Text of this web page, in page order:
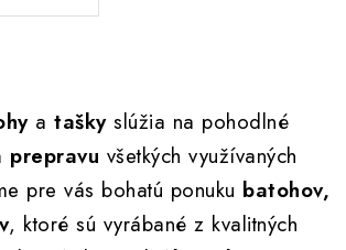
a taškyslúžia na pohodlné
prepravu všetkých využívaných
pre vás bohatú ponuku batohov,
, ktoré sú vyrábané z kvalitných